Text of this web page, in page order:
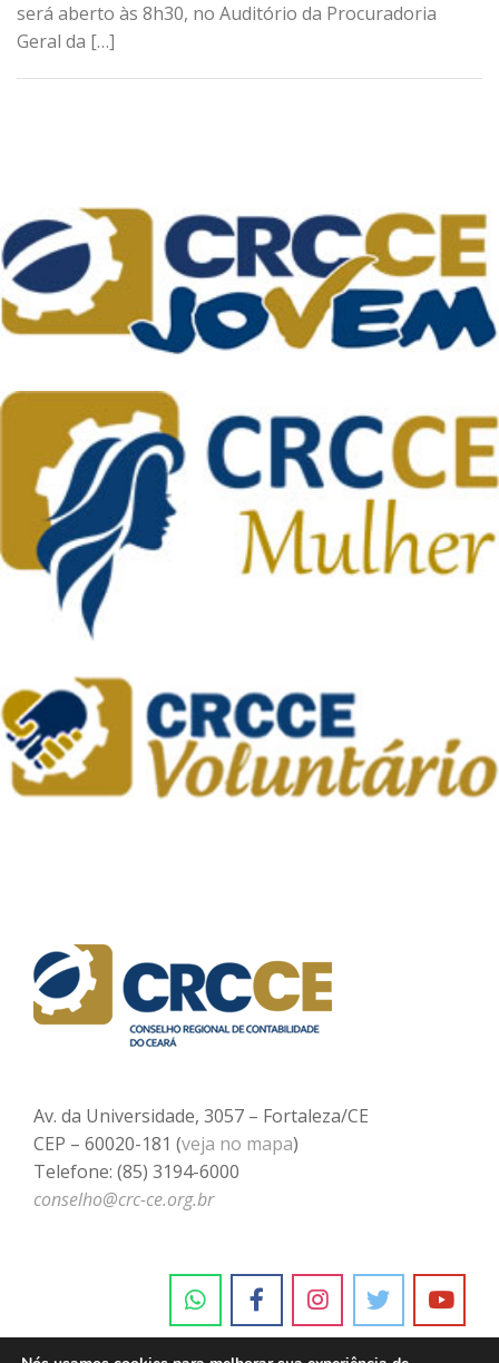
será aberto às 8h30, no Auditório da Procuradoria
Geral da […]
Av. da Universidade, 3057 – Fortaleza/CE
CEP – 60020-181 (veja no mapa)
Telefone: (85) 3194-6000
conselho@crc-ce.org.br